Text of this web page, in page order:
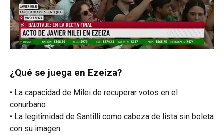
¿Qué se juega en Ezeiza?
• La capacidad de Milei de recuperar votos en el
conurbano.
• La legitimidad de Santilli como cabeza de lista sin boleta
con su imagen.